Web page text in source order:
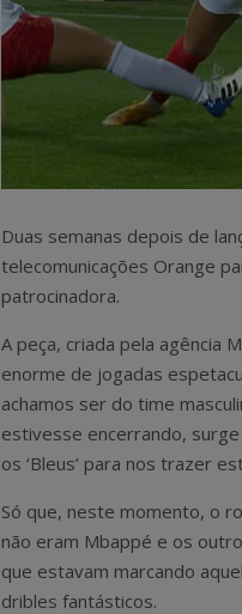
Duas semanas depois de
telecomunicações Orange
patrocinadora.
A peça, criada pela agência
enorme de jogadas
achamos ser do time
estivesse encerrando, surge
os ‘Bleus’ para nos trazer
Só que, neste momento, o
não eram Mbappé e os
que estavam marcando
dribles fantásticos.